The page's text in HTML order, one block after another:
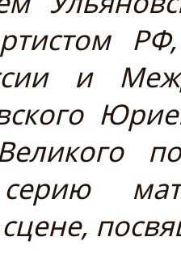
РФ,
и
Великого
серию